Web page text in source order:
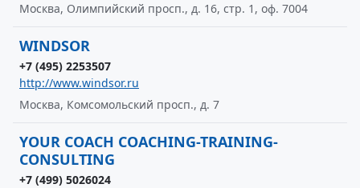
Москва, Олимпийский просп., д. 16, стр. 1, оф. 7004
WINDSOR
+7 (495) 2253507
http://www.windsor.ru
Москва, Комсомольский просп., д. 7
YOUR COACH COACHING-TRAINING-
CONSULTING
+7 (499) 5026024